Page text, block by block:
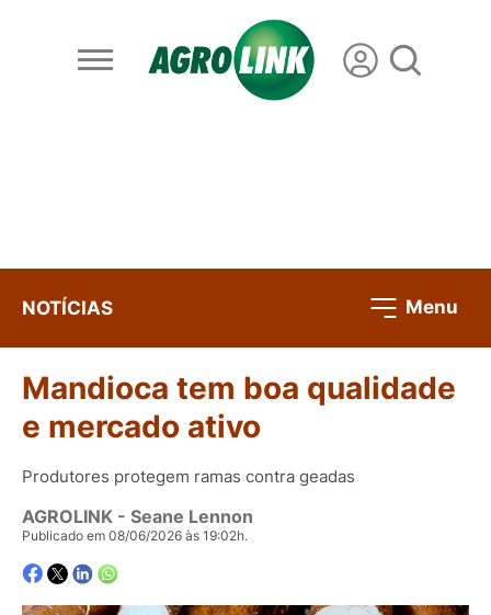
NOTÍCIAS Menu
Mandioca tem boa qualidade
e mercado ativo
Produtores protegem ramas contra geadas
AGROLINK - Seane Lennon
Publicado em 08/06/2026 às 19:02h.